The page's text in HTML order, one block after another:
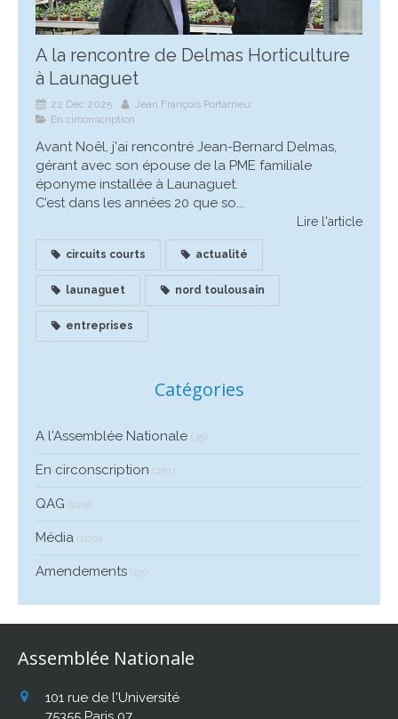
A la rencontre de Delmas Horticulture
à Launaguet
22 Déc 2025
Jean François Portarrieu
En circonscription
Avant Noêl, j'ai rencontré Jean-Bernard Delmas,
gérant avec son épouse de la PME familiale
éponyme installée à Launaguet.
C’est dans les années 20 que so...
Lire l'article
circuits courts actualité
launaguet nord toulousain
entreprises
Catégories
A l'Assemblée Nationale (35)
En circonscription (281)
QAG (126)
Média (100)
Amendements (25)
Assemblée Nationale
101 rue de l'Université